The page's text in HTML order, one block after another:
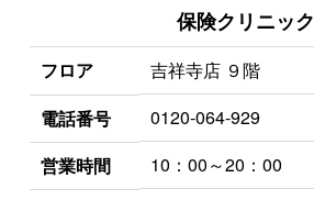
保険クリニック
フロア
吉祥寺店 ９階
電話番号
0120-064-929
営業時間
10：00～20：00